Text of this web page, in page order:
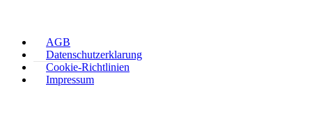
AGB
Datenschutzerklarung
Cookie-Richtlinien
Impressum